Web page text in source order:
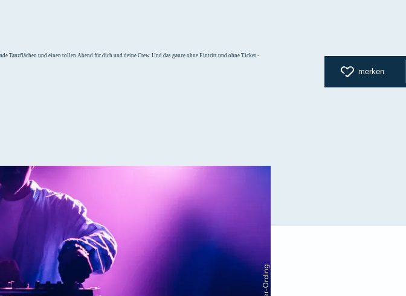
Tanzflächen und einen tollen Abend für dich und deine Crew. Und das ganze ohne Eintritt und ohne Ticket -
merken